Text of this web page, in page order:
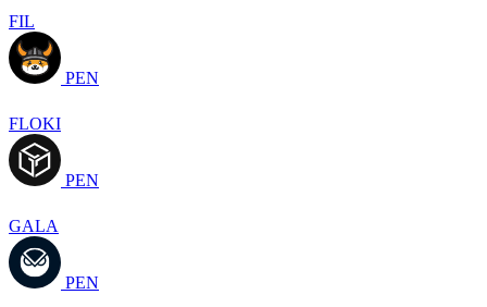
FIL
PEN
FLOKI
PEN
GALA
PEN